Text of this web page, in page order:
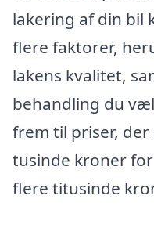
lakering af din bil
flere faktorer,
lakens kvalitet,
behandling du
frem til priser,
tusinde kroner
flere titusinde